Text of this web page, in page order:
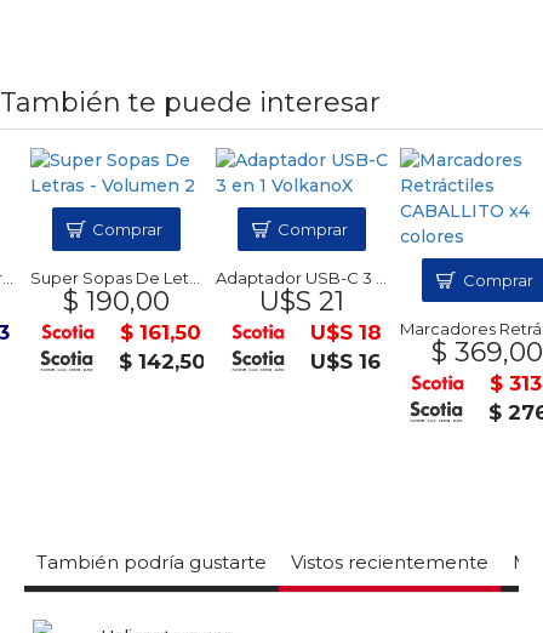
También te puede interesar
Super Sopas De Letras - Volumen 2
$ 190,00
$ 161,50
$ 142,50
Comprar
Adaptador USB-C 3 en 1 VolkanoX
U$S 21
U$S 18
U$S 16
Comprar
$ 369,00
$
$
Comprar
También podría gustarte Vistos recientemente